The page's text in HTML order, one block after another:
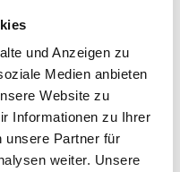
und Anzeigen zu
Medien anbieten
Website zu
Informationen zu Ihrer
unsere Partner für
weiter. Unsere
Rückgabebestimmungen